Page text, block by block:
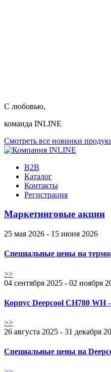
С любовью,
команда INLINE
Смотреть все новинки
B2B
Каталог
Контакты
Регистрация
Маркетинговые акции
25 мая 2026 - 15 июня 2026
Специальные цены на
>>
04 сентября 2025 - 02 ноября
Корпус Deepcool CH780 WH
>>
26 августа 2025 - 31 декабря
Специальные цены на